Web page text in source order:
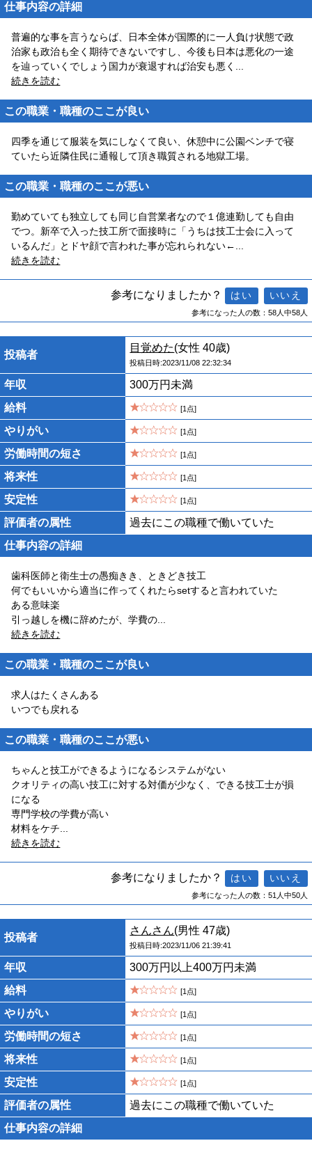
仕事内容の詳細
普遍的な事を言うならば、日本全体が国際的に一人負け状態で政
治家も政治も全く期待できないですし、今後も日本は悪化の一途
を辿っていくでしょう国力が衰退すれば治安も悪く
続きを読む
この職業・職種のここが良い
四季を通じて服装を気にしなくて良い、休憩中に公園ベンチで寝
ていたら近隣住民に通報して頂き職質される地獄工場。
この職業・職種のここが悪い
勤めていても独立しても同じ自営業者なので１億連勤しても自由
でつ。新卒で入った技工所で面接時に「うちは技工士会に入って
いるんだ」とドヤ顔で言われた事が忘れられない←
続きを読む
参考になりましたか？
参考になった人の数：58人中58人
投稿者
目覚めた(女性 40歳)
投稿日時:2023/11/08 22:32:34
年収
300万円未満
給料
[1点]
やりがい [1点]
労働時間の短さ [1点]
将来性 [1点]
安定性 [1点]
評価者の属性
過去にこの職種で働いていた
仕事内容の詳細
歯科医師と衛生士の愚痴きき、ときどき技工
何でもいいから適当に作ってくれたらsetすると言われていた
ある意味楽
引っ越しを機に辞めたが、学費の
続きを読む
この職業・職種のここが良い
求人はたくさんある
いつでも戻れる
この職業・職種のここが悪い
ちゃんと技工ができるようになるシステムがない
クオリティの高い技工に対する対価が少なく、できる技工士が損
になる
専門学校の学費が高い
材料をケチ
続きを読む
参考になりましたか？
参考になった人の数：51人中50人
投稿者
さんさん(男性 47歳)
投稿日時:2023/11/06 21:39:41
年収
300万円以上400万円未満
給料
[1点]
やりがい [1点]
労働時間の短さ [1点]
将来性 [1点]
安定性 [1点]
評価者の属性
過去にこの職種で働いていた
仕事内容の詳細